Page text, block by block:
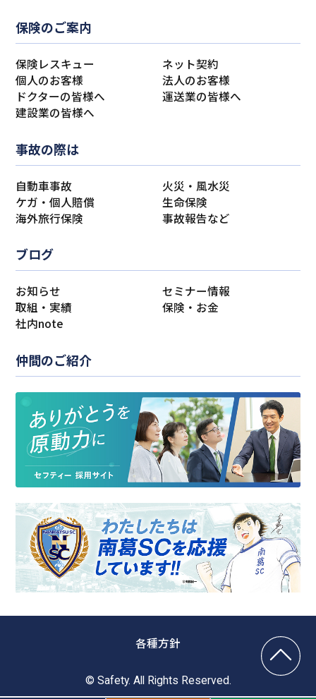
保険のご案内
保険レスキュー
ネット契約
個人のお客様
法人のお客様
ドクターの皆様へ
運送業の皆様へ
建設業の皆様へ
事故の際は
自動車事故
火災・風水災
ケガ・個人賠償
生命保険
海外旅行保険
事故報告など
ブログ
お知らせ
セミナー情報
取組・実績
保険・お金
社内note
仲間のご紹介
各種方針
© Safety. All Rights Reserved.